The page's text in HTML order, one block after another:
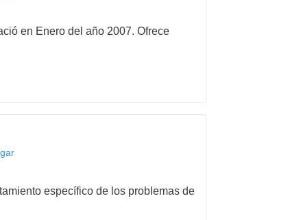
en Enero del año 2007. Ofrece
específico de los problemas de